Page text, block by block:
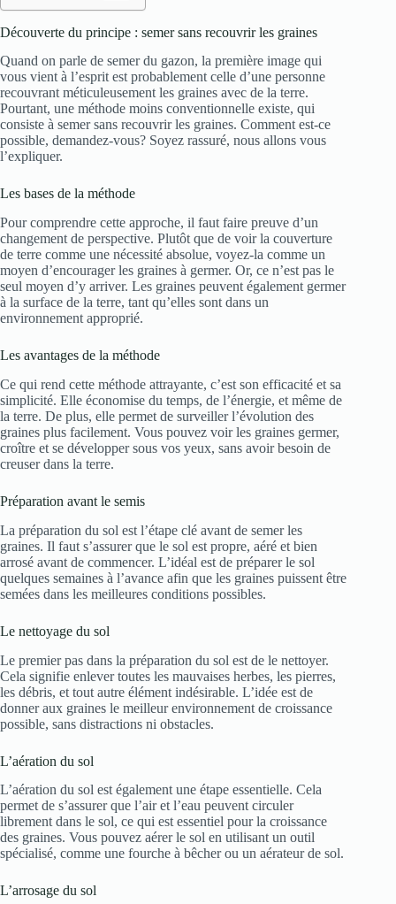
Découverte du principe : semer sans recouvrir les graines
Quand on parle de semer du gazon, la première image qui
vous vient à l’esprit est probablement celle d’une personne
recouvrant méticuleusement les graines avec de la terre.
Pourtant, une méthode moins conventionnelle existe, qui
consiste à semer sans recouvrir les graines. Comment est-ce
possible, demandez-vous? Soyez rassuré, nous allons vous
l’expliquer.
Les bases de la méthode
Pour comprendre cette approche, il faut faire preuve d’un
changement de perspective. Plutôt que de voir la couverture
de terre comme une nécessité absolue, voyez-la comme un
moyen d’encourager les graines à germer. Or, ce n’est pas le
seul moyen d’y arriver. Les graines peuvent également germer
à la surface de la terre, tant qu’elles sont dans un
environnement approprié.
Les avantages de la méthode
Ce qui rend cette méthode attrayante, c’est son efficacité et sa
simplicité. Elle économise du temps, de l’énergie, et même de
la terre. De plus, elle permet de surveiller l’évolution des
graines plus facilement. Vous pouvez voir les graines germer,
croître et se développer sous vos yeux, sans avoir besoin de
creuser dans la terre.
Préparation avant le semis
La préparation du sol est l’étape clé avant de semer les
graines. Il faut s’assurer que le sol est propre, aéré et bien
arrosé avant de commencer. L’idéal est de préparer le sol
quelques semaines à l’avance afin que les graines puissent être
semées dans les meilleures conditions possibles.
Le nettoyage du sol
Le premier pas dans la préparation du sol est de le nettoyer.
Cela signifie enlever toutes les mauvaises herbes, les pierres,
les débris, et tout autre élément indésirable. L’idée est de
donner aux graines le meilleur environnement de croissance
possible, sans distractions ni obstacles.
L’aération du sol
L’aération du sol est également une étape essentielle. Cela
permet de s’assurer que l’air et l’eau peuvent circuler
librement dans le sol, ce qui est essentiel pour la croissance
des graines. Vous pouvez aérer le sol en utilisant un outil
spécialisé, comme une fourche à bêcher ou un aérateur de sol.
L’arrosage du sol